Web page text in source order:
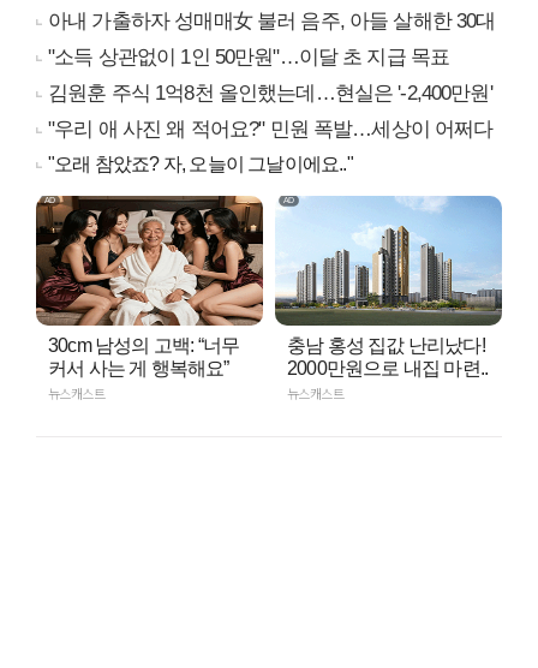
아내 가출하자 성매매女 불러 음주, 아들 살해한 30대
"소득 상관없이 1인 50만원"…이달 초 지급 목표
김원훈 주식 1억8천 올인했는데…현실은 '-2,400만원'
"우리 애 사진 왜 적어요?" 민원 폭발…세상이 어쩌다
"오래 참았죠? 자, 오늘이 그날이에요.."
30cm 남성의 고백: “너무
커서 사는 게 행복해요”
뉴스캐스트
충남 홍성 집값 난리났다!
2000만원으로 내집 마련..
뉴스캐스트